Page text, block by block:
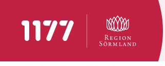
Till startsidan för 1177